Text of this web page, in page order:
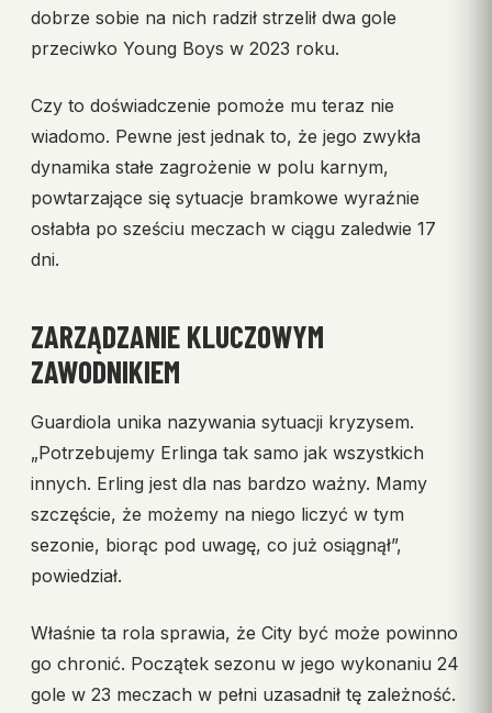
dobrze sobie na nich radził strzelił dwa gole
przeciwko Young Boys w 2023 roku.
Czy to doświadczenie pomoże mu teraz nie
wiadomo. Pewne jest jednak to, że jego zwykła
dynamika stałe zagrożenie w polu karnym,
powtarzające się sytuacje bramkowe wyraźnie
osłabła po sześciu meczach w ciągu zaledwie 17
dni.
ZARZĄDZANIE KLUCZOWYM
ZAWODNIKIEM
Guardiola unika nazywania sytuacji kryzysem.
„Potrzebujemy Erlinga tak samo jak wszystkich
innych. Erling jest dla nas bardzo ważny. Mamy
szczęście, że możemy na niego liczyć w tym
sezonie, biorąc pod uwagę, co już osiągnął”,
powiedział.
Właśnie ta rola sprawia, że City być może powinno
go chronić. Początek sezonu w jego wykonaniu 24
gole w 23 meczach w pełni uzasadnił tę zależność.